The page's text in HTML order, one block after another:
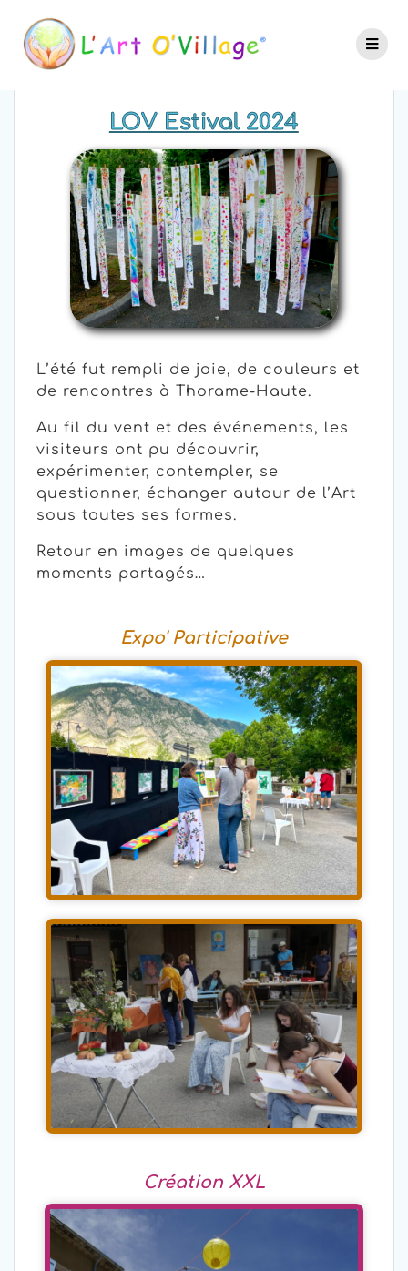
LOV Estival 2024
L’été fut rempli de joie, de couleurs et
de rencontres à Thorame-Haute.
Au fil du vent et des événements, les
visiteurs ont pu découvrir,
expérimenter, contempler, se
questionner, échanger autour de l’Art
sous toutes ses formes.
Retour en images de quelques
moments partagés…
Expo' Participative
Création XXL